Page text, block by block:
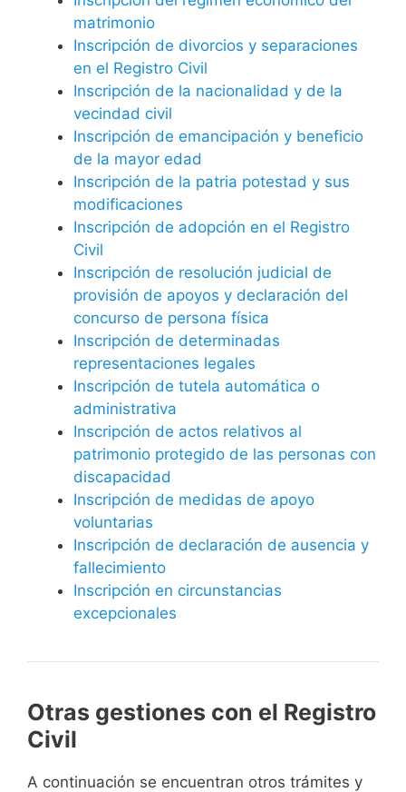
matrimonio
Inscripción de divorcios y separaciones
en el Registro Civil
Inscripción de la nacionalidad y de la
vecindad civil
Inscripción de emancipación y beneficio
de la mayor edad
Inscripción de la patria potestad y sus
modificaciones
Inscripción de adopción en el Registro
Civil
Inscripción de resolución judicial de
provisión de apoyos y declaración del
concurso de persona física
Inscripción de determinadas
representaciones legales
Inscripción de tutela automática o
administrativa
Inscripción de actos relativos al
patrimonio protegido de las personas con
discapacidad
Inscripción de medidas de apoyo
voluntarias
Inscripción de declaración de ausencia y
fallecimiento
Inscripción en circunstancias
excepcionales
Otras gestiones con el Registro
Civil
A continuación se encuentran otros trámites y